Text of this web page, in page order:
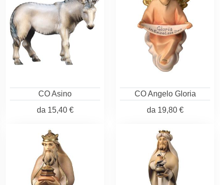
CO Asino
da 15,40 €
CO Angelo Gloria
da 19,80 €